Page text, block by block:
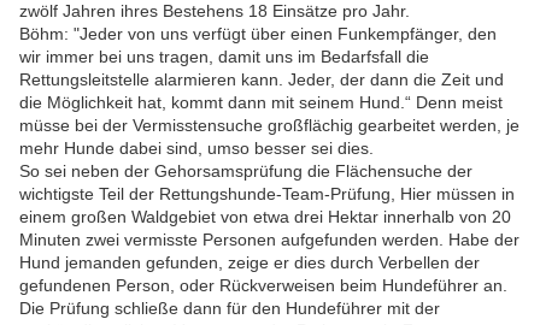
zwölf Jahren ihres Bestehens 18 Einsätze pro Jahr.
Böhm: "Jeder von uns verfügt über einen Funkempfänger, den
wir immer bei uns tragen, damit uns im Bedarfsfall die
Rettungsleitstelle alarmieren kann. Jeder, der dann die Zeit und
die Möglichkeit hat, kommt dann mit seinem Hund.“ Denn meist
müsse bei der Vermisstensuche großflächig gearbeitet werden, je
mehr Hunde dabei sind, umso besser sei dies.
So sei neben der Gehorsamsprüfung die Flächensuche der
wichtigste Teil der Rettungshunde-Team-Prüfung, Hier müssen in
einem großen Waldgebiet von etwa drei Hektar innerhalb von 20
Minuten zwei vermisste Personen aufgefunden werden. Habe der
Hund jemanden gefunden, zeige er dies durch Verbellen der
gefundenen Person, oder Rückverweisen beim Hundeführer an.
Die Prüfung schließe dann für den Hundeführer mit der